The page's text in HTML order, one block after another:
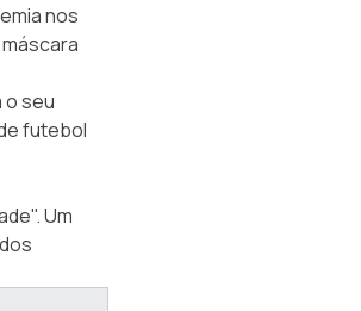
nos
o seu
futebol
Um